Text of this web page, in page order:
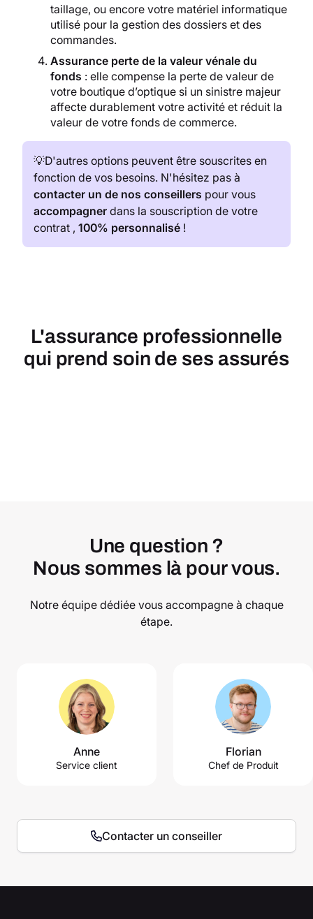
taillage, ou encore votre matériel informatique
utilisé pour la gestion des dossiers et des
commandes.
Assurance perte de la valeur vénale du
fonds : elle compense la perte de valeur de
votre boutique d’optique si un sinistre majeur
affecte durablement votre activité et réduit la
valeur de votre fonds de commerce.
💡D'autres options peuvent être souscrites en
fonction de vos besoins. N'hésitez pas à
contacter un de nos conseillers pour vous
accompagner dans la souscription de votre
contrat , 100% personnalisé !
L'assurance professionnelle
qui prend soin de ses assurés
Une question ?
Nous sommes là pour vous.
Notre équipe dédiée vous accompagne à chaque
étape.
Anne
Service client
Florian
Chef de Produit
Contacter un conseiller